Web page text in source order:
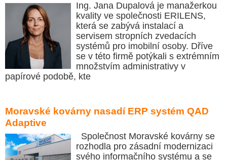
Ing. Jana Dupalová je manažerkou
kvality ve společnosti ERILENS,
která se zabývá instalací a
servisem stropních zvedacích
systémů pro imobilní osoby. Dříve
se v této firmě potýkali s extrémním
množstvím administrativy v
papírové podobě, kte
Moravské kovárny nasadí ERP systém QAD
Adaptive
Společnost Moravské kovárny se
rozhodla pro zásadní modernizaci
svého informačního systému a se